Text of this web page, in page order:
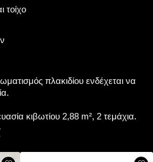
τοίχο
πλακιδίου ενδέχεται να
κιβωτίου 2,88 m², 2 τεμάχια.